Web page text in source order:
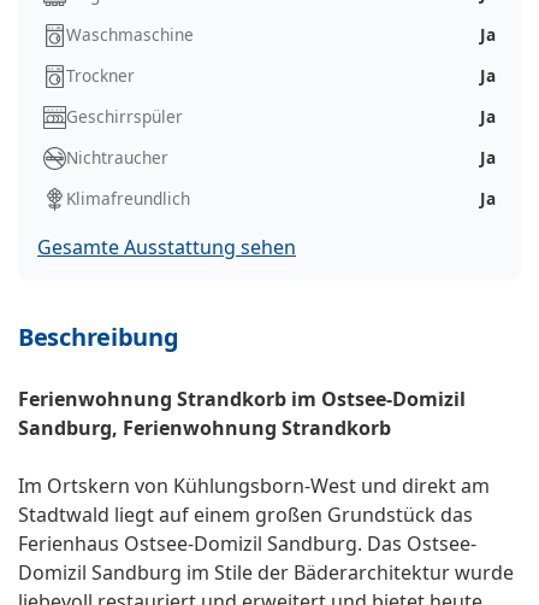
Waschmaschine
Ja
Trockner
Ja
Geschirrspüler
Ja
Nichtraucher
Ja
Klimafreundlich
Ja
Gesamte Ausstattung sehen
Beschreibung
Ferienwohnung Strandkorb im Ostsee-Domizil
Sandburg, Ferienwohnung Strandkorb
Im Ortskern von Kühlungsborn-West und direkt am
Stadtwald liegt auf einem großen Grundstück das
Ferienhaus Ostsee-Domizil Sandburg. Das Ostsee-
Domizil Sandburg im Stile der Bäderarchitektur wurde